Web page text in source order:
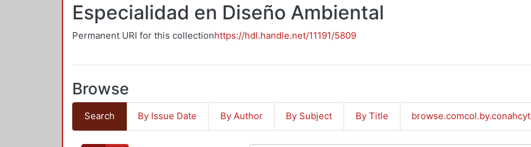
Especialidad en Diseño Ambiental
Permanent URI for this collectionhttps://hdl.handle.net/11191/5809
Browse
Search By Issue Date By Author By Subject By Title browse.comcol.by.conahcyt